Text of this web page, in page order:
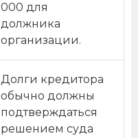
000 для
должника
организации.
Долги кредитора
обычно должны
подтверждаться
решением суда